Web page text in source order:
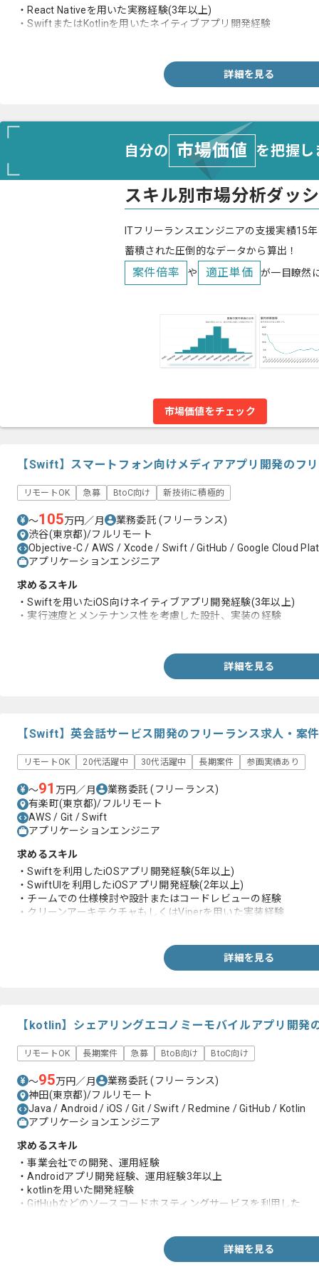
・React Nativeを用いた実務経験(3年以上)
・SwiftまたはKotlinを用いたネイティブアプリ開発経験
詳細を見る
自分の 市場価値 を把握
スキル別市場分析ダッ
ITフリーランスエンジニアの支援実績15
蓄積された圧倒的なデータから算出！
案件倍率 や 適正単価 が一目瞭然
市場価値をチェック
【Swift】スマートフォン向けメディアアプリ開発のフ
リモートOK 急募 BtoC向け 新技術に積極的
〜105万円／月 業務委託(フリーランス)
渋谷(東京都)/フルリモート
Objective-C / AWS / Xcode / Swift / GitHub / Google Cloud
アプリケーションエンジニア
求めるスキル
・Swiftを用いたiOS向けネイティブアプリ開発経験(3年以上)
・実行速度とメンテナンス性を考慮した設計、実装の経験
詳細を見る
【Swift】英会話サービス開発のフリーランス求人・案件
リモートOK 20代活躍中 30代活躍中 長期案件 参画実績あり
〜91 万円／月 業務委託(フリーランス)
有楽町(東京都)/フルリモート
AWS / Git / Swift
アプリケーションエンジニア
求めるスキル
・Swiftを利用したiOSアプリ開発経験(5年以上)
・SwiftUIを利用したiOSアプリ開発経験(2年以上)
・チームでの仕様検討や設計またはコードレビューの経験
・クリーンアーキテクチャもしくはViperを用いた実装経験
詳細を見る
【kotlin】シェアリングエコノミーモバイルアプリ開発
リモートOK 長期案件 急募 BtoB向け BtoC向け
〜95万円／月 業務委託(フリーランス)
神田(東京都)/フルリモート
Java / Android / iOS / Git / Swift / Redmine / GitHub / Kotlin
アプリケーションエンジニア
求めるスキル
・事業会社での開発、運用経験
・Androidアプリ開発経験、運用経験3年以上
・kotlinを用いた開発経験
・GitHubなどのソースコードホスティングサービスを利用した
詳細を見る